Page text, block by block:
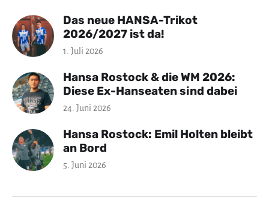
Das neue HANSA-Trikot
2026/2027 ist da!
1. Juli 2026
Hansa Rostock & die WM 2026:
Diese Ex-Hanseaten sind dabei
24. Juni 2026
Hansa Rostock: Emil Holten bleibt
an Bord
5. Juni 2026